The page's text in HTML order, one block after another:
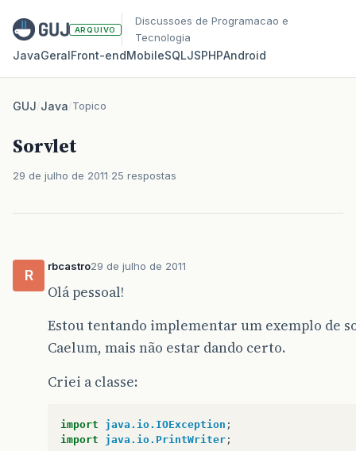
ARQUIVO
Discussoes de Programacao e
Tecnologia
JavaGeralFront‑endMobileSQLJSPHPAndroid
GUJ/Java/Topico
Sorvlet
29 de julho de 2011 25 respostas
R
rbcastro29 de julho de 2011
Olá pessoal!
Estou tentando implementar um exemplo de
Caelum, mais não estar dando certo.
Criei a classe:
import java.io.IOException ;
import
java.io.PrintWriter ;